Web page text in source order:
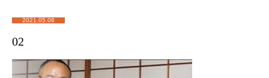
2021.05.06
02